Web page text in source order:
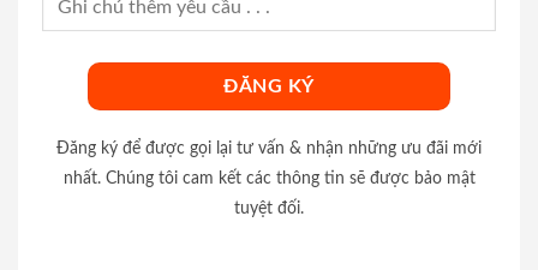
Đăng ký để được gọi lại tư vấn & nhận những ưu đãi mới
nhất. Chúng tôi cam kết các thông tin sẽ được bảo mật
tuyệt đối.